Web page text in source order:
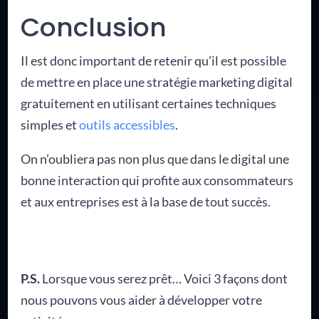
Conclusion
Il est donc important de retenir qu’il est possible
de mettre en place une stratégie marketing digital
gratuitement en utilisant certaines techniques
simples etoutils accessibles.
On n’oubliera pas non plus que dans le digital une
bonne interaction qui profite aux consommateurs
et aux entreprises est à la base de tout succès.
P.S.Lorsque vous serez prêt… Voici 3 façons dont
nous pouvons vous aider à développer votre